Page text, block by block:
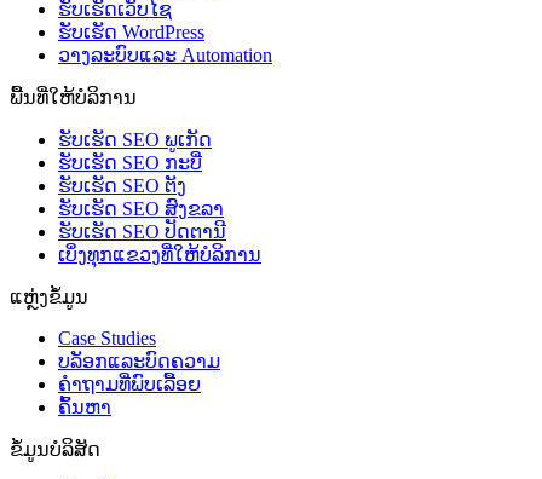
ຮັບເຮັດເວັບໄຊ
ຮັບເຮັດ WordPress
ວາງລະບົບແລະ Automation
ພື້ນທີ່ໃຫ້ບໍລິການ
ຮັບເຮັດ SEO ພູເກັດ
ຮັບເຮັດ SEO ກະບີ່
ຮັບເຮັດ SEO ຕັງ
ຮັບເຮັດ SEO ສົງຂລາ
ຮັບເຮັດ SEO ປັດຕານີ
ເບິ່ງທຸກແຂວງທີ່ໃຫ້ບໍລິການ
ແຫຼ່ງຂໍ້ມູນ
Case Studies
ບລັອກແລະບົດຄວາມ
ຄຳຖາມທີ່ພົບເລື້ອຍ
ຄົ້ນຫາ
ຂໍ້ມູນບໍລິສັດ